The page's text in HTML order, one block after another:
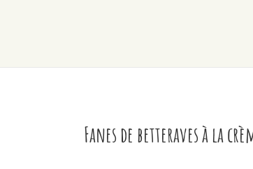
Fanes de betteraves à la